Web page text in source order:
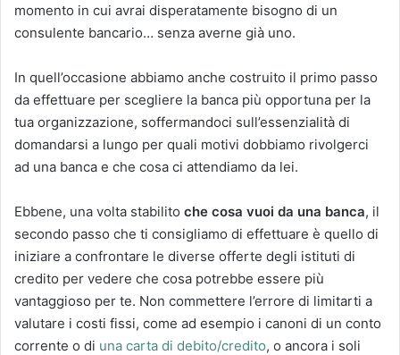
momento in cui avrai disperatamente bisogno di un
consulente bancario… senza averne già uno.
In quell’occasione abbiamo anche costruito il primo passo
da effettuare per scegliere la banca più opportuna per la
tua organizzazione, soffermandoci sull’essenzialità di
domandarsi a lungo per quali motivi dobbiamo rivolgerci
ad una banca e che cosa ci attendiamo da lei.
Ebbene, una volta stabilito che cosa vuoi da una banca, il
secondo passo che ti consigliamo di effettuare è quello di
iniziare a confrontare le diverse offerte degli istituti di
credito per vedere che cosa potrebbe essere più
vantaggioso per te. Non commettere l’errore di limitarti a
valutare i costi fissi, come ad esempio i canoni di un conto
corrente o di una carta di debito/credito, o ancora i soli